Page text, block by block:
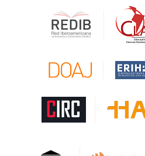
Gale Cengage Learning